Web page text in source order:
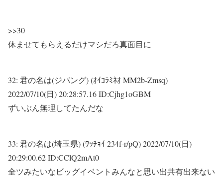
>>30
休ませてもらえるだけマシだろ真面目に
32: 君の名は(ジパング) (ｵｲｺﾗﾐﾈｵ MM2b-Zmsq)
2022/07/10(日) 20:28:57.16 ID:Cjhg1oGBM
ずいぶん無理してたんだな
33: 君の名は(埼玉県) (ﾜｯﾁｮｲ 234f-r/pQ)2022/07/10(日)
20:29:00.62 ID:CClQ2mAt0
全ツみたいなビッグイベントみんなと思い出共有出来ない